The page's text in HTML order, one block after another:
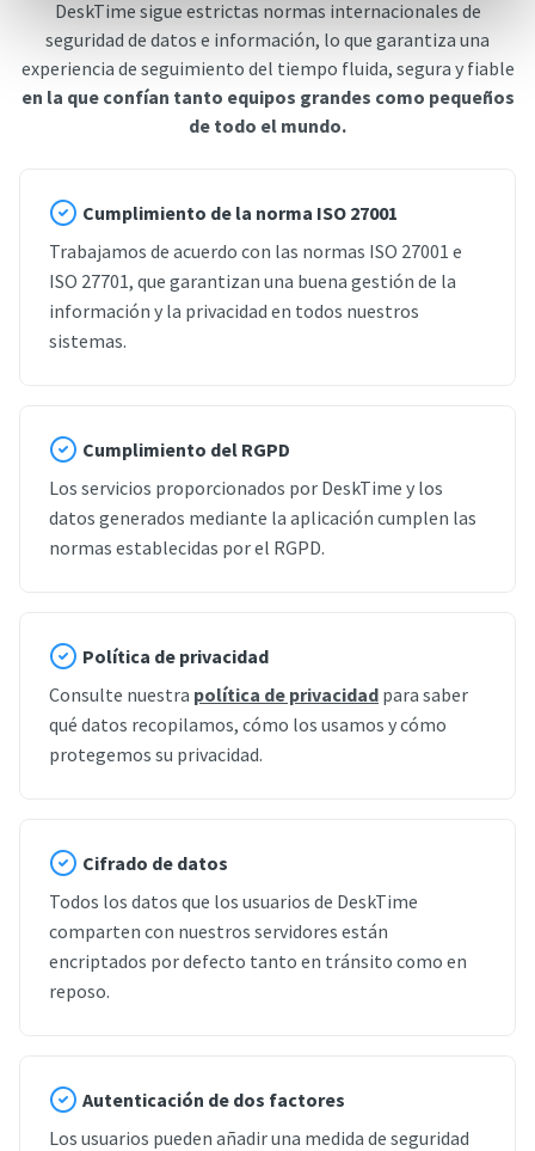
DeskTime sigue estrictas normas internacionales de
seguridad de datos e información, lo que garantiza una
experiencia de seguimiento del tiempo fluida, segura y fiable
en la que confían tanto equipos grandes como pequeños
de todo el mundo.
Cumplimiento de la norma ISO 27001
Trabajamos de acuerdo con las normas ISO 27001 e
ISO 27701, que garantizan una buena gestión de la
información y la privacidad en todos nuestros
sistemas.
Cumplimiento del RGPD
Los servicios proporcionados por DeskTime y los
datos generados mediante la aplicación cumplen las
normas establecidas por el RGPD.
Política de privacidad
Consulte nuestra política de privacidad para saber
qué datos recopilamos, cómo los usamos y cómo
protegemos su privacidad.
Cifrado de datos
Todos los datos que los usuarios de DeskTime
comparten con nuestros servidores están
encriptados por defecto tanto en tránsito como en
reposo.
Autenticación de dos factores
Los usuarios pueden añadir una medida de seguridad